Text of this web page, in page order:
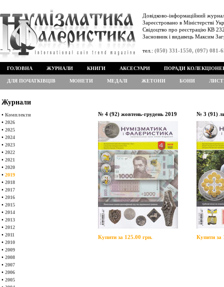
Довідково-інформаційний
Зареєстровано в Міністерстві
Свідоцтво про реєстрацію КВ
Засновник і видавець Максим
тел.: (050) 331-1550, (097) 081-
ГОЛОВНА ЖУРНАЛИ КНИГИ АКСЕСУАРИ ПОРАДИ
ДЛЯ ПОЧАТКІВЦІВ МОНЕТИ МЕДАЛІ ЖЕТОНИ БОНИ
Журнали
• Комплекти
• 2026
• 2025
• 2024
• 2023
• 2022
• 2021
• 2020
• 2019
• 2018
• 2017
• 2016
• 2015
• 2014
• 2013
• 2012
• 2011
• 2010
• 2009
• 2008
• 2007
• 2006
• 2005
№ 4 (92) жовтень-грудень 2019
Купити за 125.00 грн.
№ 3 (91)
Купити за